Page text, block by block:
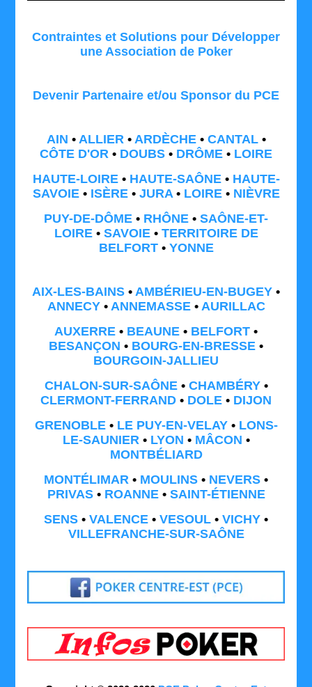
Contraintes et Solutions pour Développer
une Association de Poker
Devenir Partenaire et/ou Sponsor du PCE
AIN • ALLIER • ARDÈCHE• CANTAL•
CÔTE D'OR • DOUBS • DRÔME • LOIRE
HAUTE-LOIRE• HAUTE-SAÔNE• HAUTE-
SAVOIE• ISÈRE• JURA• LOIRE• NIÈVRE
PUY-DE-DÔME • RHÔNE • SAÔNE-ET-
LOIRE• SAVOIE• TERRITOIRE DE
BELFORT• YONNE
AIX-LES-BAINS • AMBÉRIEU-EN-BUGEY •
ANNECY• ANNEMASSE• AURILLAC
AUXERRE • BEAUNE • BELFORT •
BESANÇON • BOURG-EN-BRESSE •
BOURGOIN-JALLIEU
CHALON-SUR-SAÔNE• CHAMBÉRY•
CLERMONT-FERRAND • DOLE • DIJON
GRENOBLE• LE PUY-EN-VELAY• LONS-
LE-SAUNIER • LYON • MÂCON •
MONTBÉLIARD
MONTÉLIMAR • MOULINS • NEVERS •
PRIVAS• ROANNE• SAINT-ÉTIENNE
SENS • VALENCE • VESOUL • VICHY •
VILLEFRANCHE-SUR-SAÔNE